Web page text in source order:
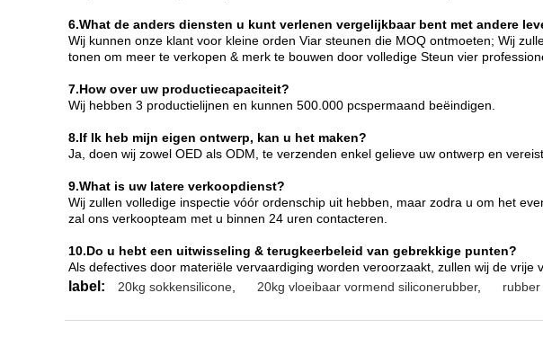
6.What de anders diensten u kunt verlenen vergelijkbaar bent met andere
Wij kunnen onze klant voor kleine orden Viar steunen die MOQ ontmoeten; Wij
tonen om meer te verkopen & merk te bouwen door volledige Steun vier
7.How over uw productiecapaciteit?
Wij hebben 3 productielijnen en kunnen 500.000 pcspermaand beëindigen.
8.If Ik heb mijn eigen ontwerp, kan u het maken?
Ja, doen wij zowel OED als ODM, te verzenden enkel gelieve uw ontwerp en
9.What is uw latere verkoopdienst?
Wij zullen volledige inspectie vóór ordenschip uit hebben, maar zodra u om het
zal ons verkoopteam met u binnen 24 uren contacteren.
10.Do u hebt een uitwisseling & terugkeerbeleid van gebrekkige punten?
Als defectives door materiële vervaardiging worden veroorzaakt, zullen wij de vrije
label: 20kg sokkensilicone 20kg vloeibaar vormend siliconerubber,